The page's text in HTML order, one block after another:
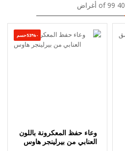
-53%حسم
وعاء حفظ المعكرونة باللون
العنابي من بيرلينجر هاوس